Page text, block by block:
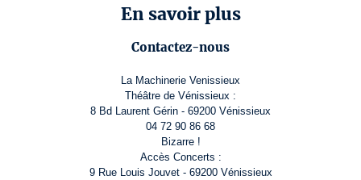
En savoir plus
Contactez-nous
La Machinerie Venissieux
Théâtre de Vénissieux :
8 Bd Laurent Gérin - 69200 Vénissieux
04 72 90 86 68
Bizarre !
Accès Concerts :
9 Rue Louis Jouvet - 69200 Vénissieux